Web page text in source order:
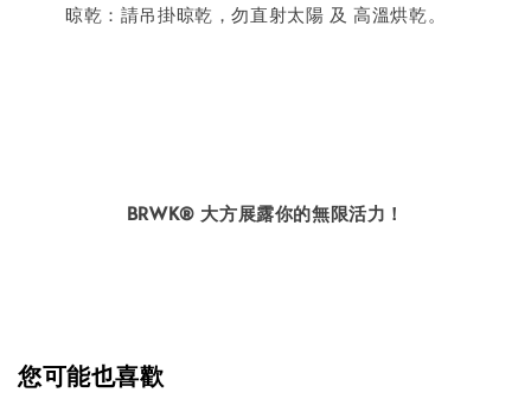
晾乾：請吊掛晾乾，勿直射太陽 及 高溫烘乾。
BRWK® 大方展露你的無限活力！
您可能也喜歡